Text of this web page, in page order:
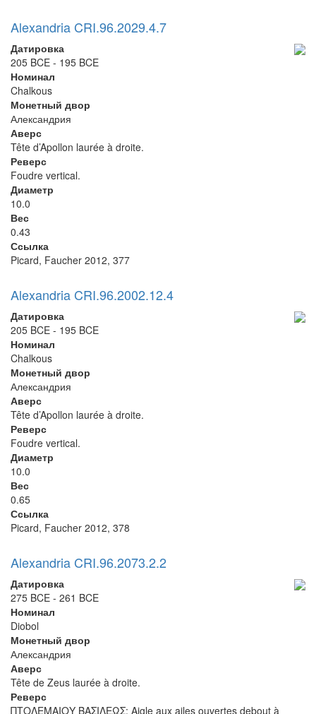
Alexandria CRI.96.2029.4.7
Датировка
205 BCE - 195 BCE
Номинал
Chalkous
Монетный двор
Александрия
Аверс
Tête d’Apollon laurée à droite.
Реверс
Foudre vertical.
Диаметр
10.0
Вес
0.43
Ссылка
Picard, Faucher 2012, 377
Alexandria CRI.96.2002.12.4
Датировка
205 BCE - 195 BCE
Номинал
Chalkous
Монетный двор
Александрия
Аверс
Tête d’Apollon laurée à droite.
Реверс
Foudre vertical.
Диаметр
10.0
Вес
0.65
Ссылка
Picard, Faucher 2012, 378
Alexandria CRI.96.2073.2.2
Датировка
275 BCE - 261 BCE
Номинал
Diobol
Монетный двор
Александрия
Аверс
Tête de Zeus laurée à droite.
Реверс
ΠΤΟΛΕΜΑΙΟΥ ΒΑΣΙΛΕΩΣ: Aigle aux ailes ouvertes debout à